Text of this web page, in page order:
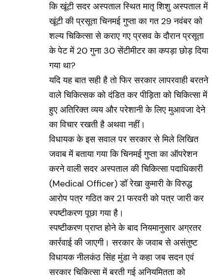
कि खूंटी सदर अस्पताल स्थित मातृ शिशु अस्पताल में
खूंटी की प्रसूता चिनमई गुप्ता का गत 29 नवंबर को
शल्य चिकित्सा से कराए गए प्रसव के दौरान प्रसूता
के पेट में 20 गुना 30 सेंटीमीटर का कपड़ा छोड़ दिया
गया था?
यदि यह बात सही है तो फिर सरकार लापरवाही बरतने
वाले चिकित्सक को दंडित कर पीड़िता को चिकित्सा में
हुए अतिरिक्त व्यय और परेशानी के लिए मुआवजा देने
का विचार रखती है अथवा नहीं।
विधायक के इस सवाल पर सरकार से मिले लिखित
जवाब में बताया गया कि चिनमई गुप्ता का ऑपरेशन
करने वाली सदर अस्पताल की चिकित्सा पदाधिकारी
(Medical Officer) डॉ रेखा कुमारी के विरुद्ध
आरोप पत्र गठित कर 21 फरवरी को पत्र जारी कर
स्पष्टीकरण पूछा गया है।
स्पष्टीकरण प्राप्त होने के बाद नियमानुसार अग्रतर
कार्रवाई की जाएगी। सरकार के जवाब से असंतुष्ट
विधायक नीलकंठ सिंह मुंडा ने कहा जब सदन एवं
सरकार चिकित्सा में बरती गई अनियमितता को